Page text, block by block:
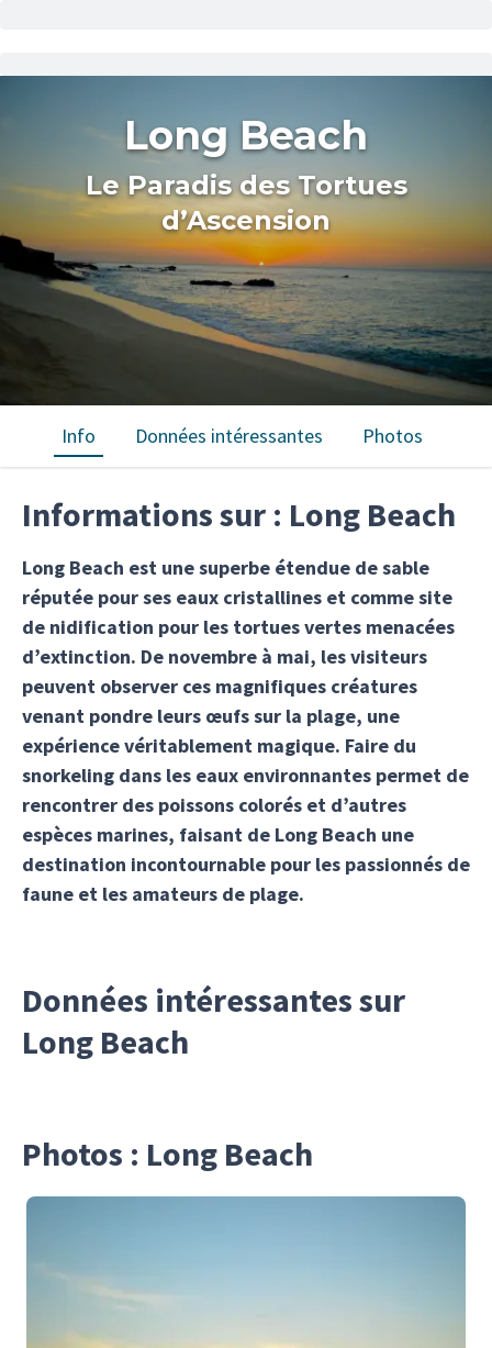
Long Beach
Le Paradis des Tortues
d’Ascension
Info Données intéressantes Photos
Informations sur : Long Beach
Long Beach est une superbe étendue de sable
réputée pour ses eaux cristallines et comme site
de nidification pour les tortues vertes menacées
d’extinction. De novembre à mai, les visiteurs
peuvent observer ces magnifiques créatures
venant pondre leurs œufs sur la plage, une
expérience véritablement magique. Faire du
snorkeling dans les eaux environnantes permet de
rencontrer des poissons colorés et d’autres
espèces marines, faisant de Long Beach une
destination incontournable pour les passionnés de
faune et les amateurs de plage.
Données intéressantes sur
Long Beach
Photos : Long Beach